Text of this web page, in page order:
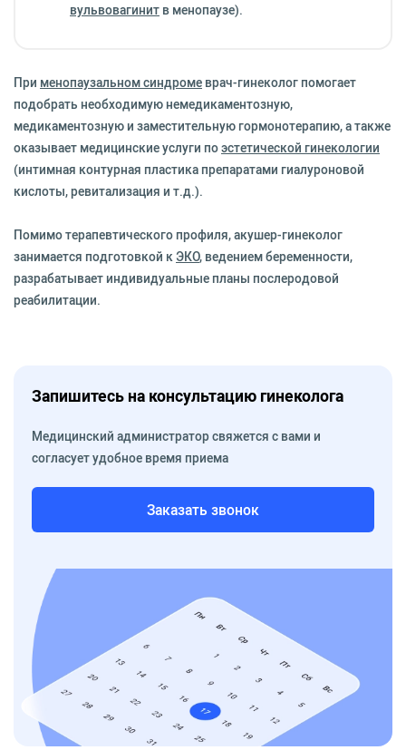
вульвовагинит в менопаузе).
При менопаузальном синдроме врач-гинеколог помогает
подобрать необходимую немедикаментозную,
медикаментозную и заместительную гормонотерапию, а также
оказывает медицинские услуги поэстетической гинекологии
(интимная контурная пластика препаратами гиалуроновой
кислоты, ревитализация и т.д.).
Помимо терапевтического профиля, акушер-гинеколог
занимается подготовкой кЭКО, ведением беременности,
разрабатывает индивидуальные планы послеродовой
реабилитации.
Запишитесь на консультацию гинеколога
Медицинский администратор свяжется с вами и
согласует удобное время приема
Заказать звонок